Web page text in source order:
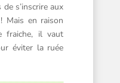
s’inscrire aux
Mais en raison
fraiche, il vaut
éviter la ruée